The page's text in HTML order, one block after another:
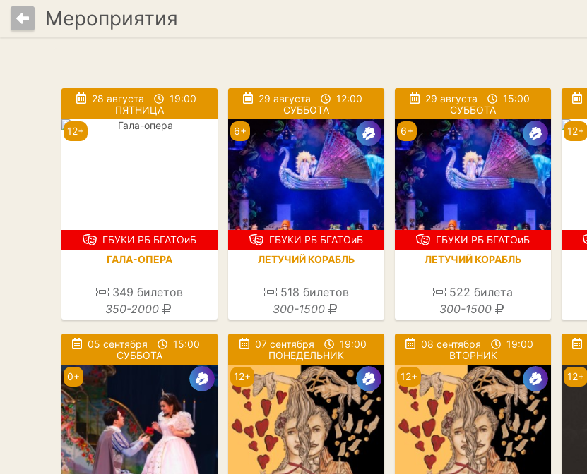
Мероприятия
28 августа
19:00
ПЯТНИЦА
12+
ГБУКИ РБ БГАТОиБ
ГАЛА-ОПЕРА
349 билетов
350-2000
29 августа
12:00
СУББОТА
6+
ГБУКИ РБ БГАТОиБ
ЛЕТУЧИЙ КОРАБЛЬ
518 билетов
300-1500
29 августа
15:00
СУББОТА
6+
ГБУКИ РБ БГАТОиБ
ЛЕТУЧИЙ КОРАБЛЬ
522 билета
300-1500
12+
05 сентября
15:00
СУББОТА
0+
07 сентября
19:00
ПОНЕДЕЛЬНИК
12+
08 сентября
19:00
ВТОРНИК
12+
12+